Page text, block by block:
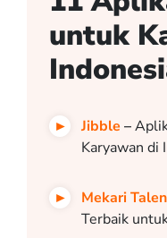
untuk
Jibble –
Karyawan di
Mekari
Terbaik